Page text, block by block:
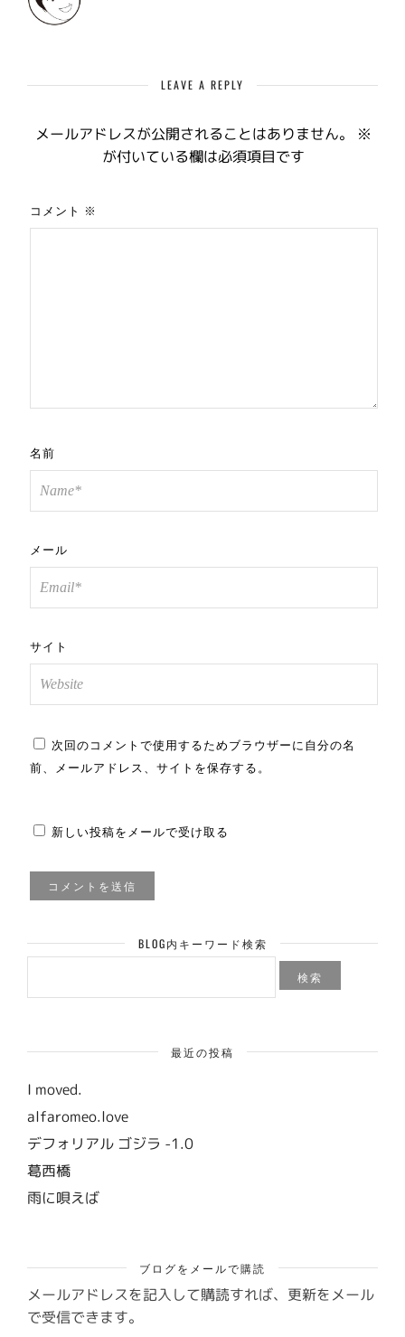
LEAVE A REPLY
メールアドレスが公開されることはありません。
※
が付いている欄は必須項目です
コメント ※
名前
メール
サイト
次回のコメントで使用するためブラウザーに自分の名
前、メールアドレス、サイトを保存する。
新しい投稿をメールで受け取る
BLOG内キーワード検索
検
最近の投稿
I moved.
alfaromeo.love
デフォリアル ゴジラ -1.0
葛西橋
雨に唄えば
ブログをメールで購読
メールアドレスを記入して購読すれば、更新をメール
で受信できます。